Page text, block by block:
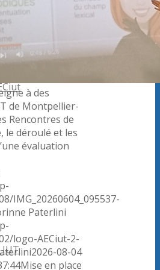
IUT
à des
de Montpellier-
Rencontres de
le déroulé et les
évaluation
IMG_20260604_095537-
Paterlini
logo-AECiut-2-
2026-08-04
Mise en place